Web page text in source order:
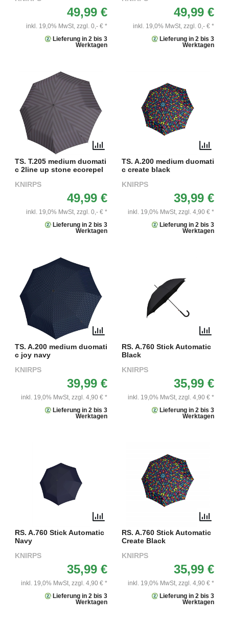
49,99 €
inkl. 19,0% MwSt, zzgl. 0,- € *
Lieferung in 2 bis 3
Werktagen
49,99 €
inkl. 19,0% MwSt, zzgl. 0,- € *
Lieferung in 2 bis 3
Werktagen
TS. T.205 medium duomati
c 2line up stone ecorepel
KNIRPS
49,99 €
inkl. 19,0% MwSt, zzgl. 0,- € *
Lieferung in 2 bis 3
Werktagen
TS. A.200 medium duomati
c create black
KNIRPS
39,99 €
inkl. 19,0% MwSt, zzgl. 4,90 € *
Lieferung in 2 bis 3
Werktagen
TS. A.200 medium duomati
c joy navy
KNIRPS
39,99 €
inkl. 19,0% MwSt, zzgl. 4,90 € *
Lieferung in 2 bis 3
Werktagen
RS. A.760 Stick Automatic
Black
KNIRPS
35,99 €
inkl. 19,0% MwSt, zzgl. 4,90 € *
Lieferung in 2 bis 3
Werktagen
RS. A.760 Stick Automatic
Navy
KNIRPS
35,99 €
inkl. 19,0% MwSt, zzgl. 4,90 € *
Lieferung in 2 bis 3
Werktagen
RS. A.760 Stick Automatic
Create Black
KNIRPS
35,99 €
inkl. 19,0% MwSt, zzgl. 4,90 € *
Lieferung in 2 bis 3
Werktagen